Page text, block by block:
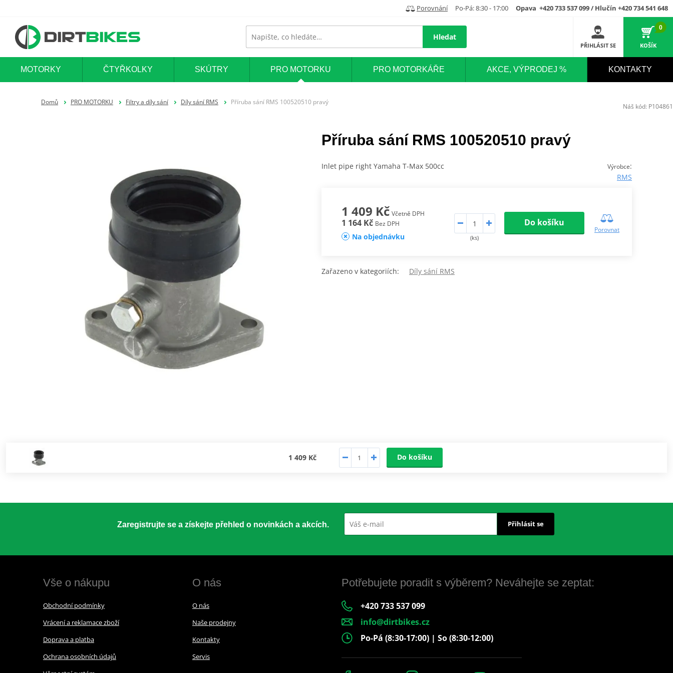
Porovnání Po-Pá: 8:30 - 17:00 Opava +420 733 537 099 / Hlučín +420 734 541 648
Hledat
PŘIHLÁSIT SE
0
KOŠÍK
MOTORKY ČTYŘKOLKY SKÚTRY PRO MOTORKU PRO MOTORKÁŘE AKCE, VÝPRODEJ % KONTAKTY
Domů PRO MOTORKU Filtry a díly sání Díly sání RMS Příruba sání RMS 100520510 pravý
Příruba sání RMS 100520510 pravý
Výrobce:
RMS
Inlet pipe right Yamaha T-Max 500cc
1 409 Kč Včetně DPH
1 164 Kč Bez DPH
Na objednávku (ks)
Do košíku
Porovnat
Zařazeno v kategoriích: Díly sání RMS
1 409 Kč Do košíku
Náš kód: P104861
Zaregistrujte se a získejte přehled o novinkách a akcích. Přihlásit se
Vše o nákupu
Obchodní podmínky
Vrácení a reklamace zboží
Doprava a platba
Ochrana osobních údajů
O nás
O nás
Naše prodejny
Kontakty
Servis
Potřebujete poradit s výběrem? Neváhejte se zeptat:
+420 733 537 099
info@dirtbikes.cz
Po-Pá (8:30-17:00) | So (8:30-12:00)